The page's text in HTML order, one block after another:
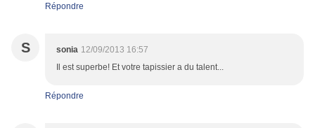
Répondre
S sonia 12/09/2013 16:57
Il est superbe! Et votre tapissier a du talent...
Répondre